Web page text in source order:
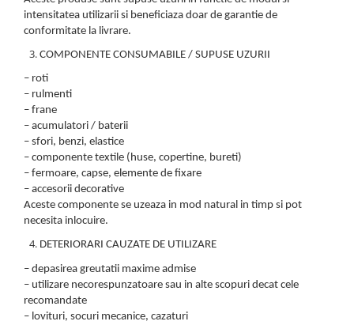
Tarcuri si corturi
Tarc joaca cu bile
Corturi copii
intensitatea utilizarii si beneficiaza doar de garantie de
conformitate la livrare.
COMPONENTE CONSUMABILE / SUPUSE UZURII
– roti
– rulmenti
– frane
– acumulatori / baterii
– sfori, benzi, elastice
– componente textile (huse, copertine, bureti)
– fermoare, capse, elemente de fixare
– accesorii decorative
Aceste componente se uzeaza in mod natural in timp si pot
necesita inlocuire.
DETERIORARI CAUZATE DE UTILIZARE
– depasirea greutatii maxime admise
– utilizare necorespunzatoare sau in alte scopuri decat cele
recomandate
– lovituri, socuri mecanice, cazaturi